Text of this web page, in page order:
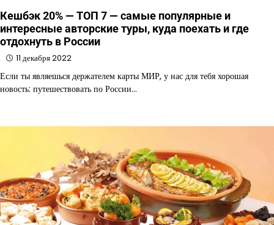
Кешбэк 20% — ТОП 7 — самые популярные и
интересные авторские туры, куда поехать и где
отдохнуть в России
11 декабря 2022
Если ты являешься держателем карты МИР, у нас для тебя хорошая
новость: путешествовать по России…